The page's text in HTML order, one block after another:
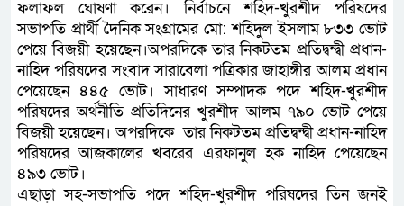
ফলাফল ঘোষণা করেন। নির্বাচনে শহিদ-খুরশীদ পরিষদের
সভাপতি প্রার্থী দৈনিক সংগ্রামের মো: শহিদুল ইসলাম ৮৩৩ ভোট
পেয়ে বিজয়ী হয়েছেন।অপরদিকে তার নিকটতম প্রতিদ্বন্দ্বী প্রধান-
নাহিদ পরিষদের সংবাদ সারাবেলা পত্রিকার জাহাঙ্গীর আলম প্রধান
পেয়েছেন ৪৪৫ ভোট। সাধারণ সম্পাদক পদে শহিদ-খুরশীদ
পরিষদের অর্থনীতি প্রতিদিনের খুরশীদ আলম ৭৯০ ভোট পেয়ে
বিজয়ী হয়েছেন। অপরদিকে তার নিকটতম প্রতিদ্বন্দ্বী প্রধান-নাহিদ
পরিষদের আজকালের খবরের এরফানুল হক নাহিদ পেয়েছেন
৪৯৩ ভোট।
এছাড়া সহ-সভাপতি পদে শহিদ-খুরশীদ পরিষদের তিন জনই